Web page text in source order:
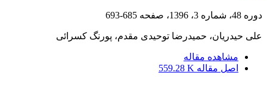
دوره 48، شماره 3، 1396، صفحه 685-693
علی حیدریان، حمیدرضا توحیدی مقدم، پورنگ کسرائی
مشاهده مقاله
اصل مقاله 559.28 K